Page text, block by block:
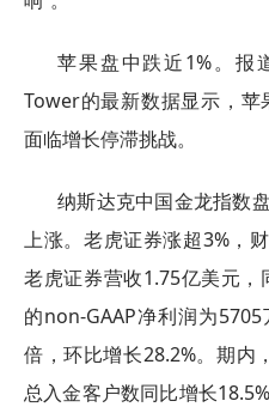
苹果盘中跌近1%。报
Tower的最新数据显示，
面临增长停滞挑战。
纳斯达克中国金龙指数
上涨。老虎证券涨超3%，
老虎证券营收1.75亿美元，
的non-GAAP净利润为
倍，环比增长28.2%。期内
总入金客户数同比增长